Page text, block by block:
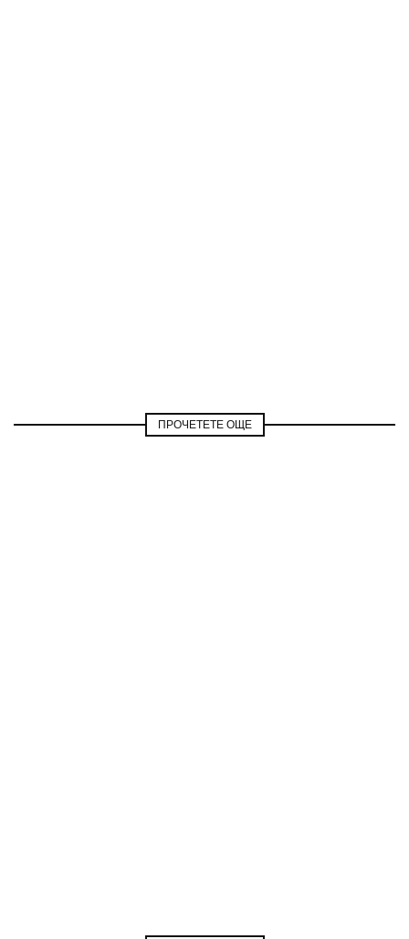
ПРОЧЕТЕТЕ ОЩЕ